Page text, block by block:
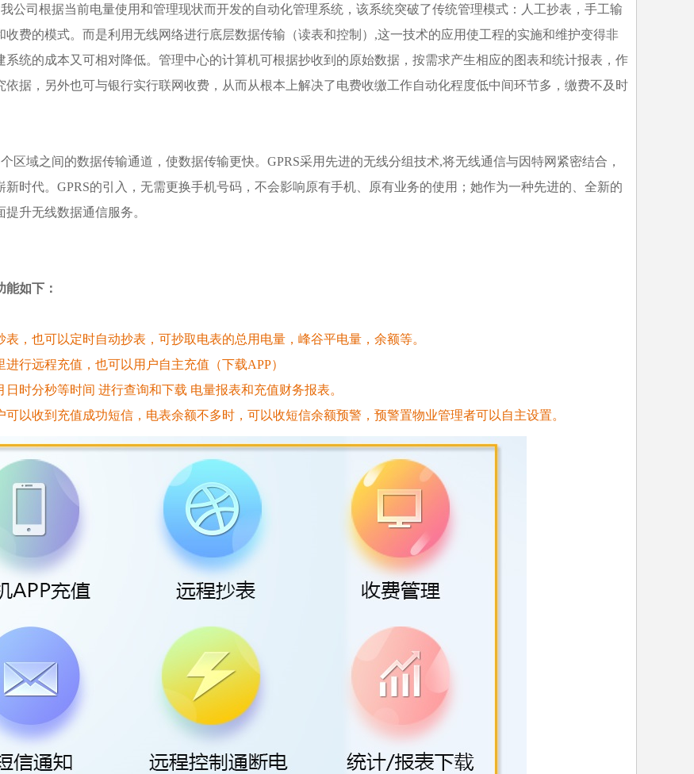
公司根据当前电量使用和管理现状而开发的自动化管理系统，该系统突破了传统管理模式：人工抄表，手工输
收费的模式。而是利用无线网络进行底层数据传输（读表和控制）,这一技术的应用使工程的实施和维护变得非
系统的成本又可相对降低。管理中心的计算机可根据抄收到的原始数据，按需求产生相应的图表和统计报表，作
依据，另外也可与银行实行联网收费，从而从根本上解决了电费收缴工作自动化程度低中间环节多，缴费不及时
区域之间的数据传输通道，使数据传输更快。GPRS采用先进的无线分组技术,将无线通信与因特网紧密结合，
新时代。GPRS的引入，无需更换手机号码，不会影响原有手机、原有业务的使用；她作为一种先进的、全新的
升无线数据通信服务。
如下：
，也可以定时自动抄表，可抄取电表的总用电量，峰谷平电量，余额等。
行远程充值，也可以用户自主充值（下载APP）
时分秒等时间 进行查询和下载 电量报表和充值财务报表。
以收到充值成功短信，电表余额不多时，可以收短信余额预警，预警置物业管理者可以自主设置。